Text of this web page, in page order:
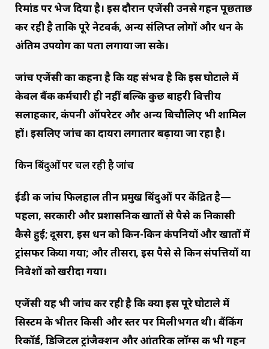
रिमांड पर भेज दिया है। इस दौरान एजेंसी उनसे गहन पूछताछ
कर रही है ताकि पूरे नेटवर्क, अन्य संलिप्त लोगों और धन के
अंतिम उपयोग का पता लगाया जा सके।
जांच एजेंसी का कहना है कि यह संभव है कि इस घोटाले में
केवल बैंक कर्मचारी ही नहीं बल्कि कुछ बाहरी वित्तीय
सलाहकार, कंपनी ऑपरेटर और अन्य बिचौलिए भी शामिल
हों। इसलिए जांच का दायरा लगातार बढ़ाया जा रहा है।
किन बिंदुओं पर चल रही है जांच
ईडी की जांच फिलहाल तीन प्रमुख बिंदुओं पर केंद्रित है—
पहला, सरकारी और प्रशासनिक खातों से पैसे की निकासी
कैसे हुई; दूसरा, इस धन को किन-किन कंपनियों और खातों में
ट्रांसफर किया गया; और तीसरा, इस पैसे से किन संपत्तियों या
निवेशों को खरीदा गया।
एजेंसी यह भी जांच कर रही है कि क्या इस पूरे घोटाले में
सिस्टम के भीतर किसी और स्तर पर मिलीभगत थी। बैंकिंग
रिकॉर्ड, डिजिटल ट्रांजैक्शन और आंतरिक लॉग्स की भी गहन